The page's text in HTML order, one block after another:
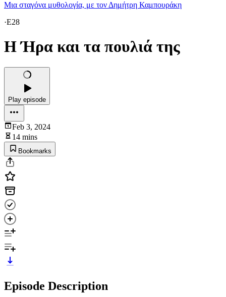
Μια σταγόνα μυθολογία, με τον Δημήτρη Καμπουράκη
·E28
H Ήρα και τα πουλιά της
Play episode
Feb 3, 2024
14 mins
Bookmarks
Episode Description